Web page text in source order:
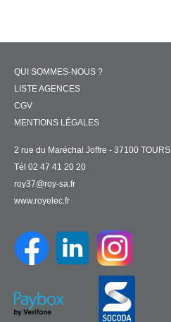
QUI SOMMES-NOUS ?
LISTE AGENCES
CGV
MENTIONS LÉGALES
2 rue du Maréchal Joffre - 37100 TOURS
Tél 02 47 41 20 20
roy37@roy-sa.fr
www.royelec.fr